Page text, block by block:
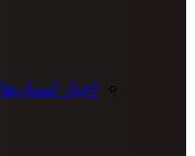
اخبار استان‌ها